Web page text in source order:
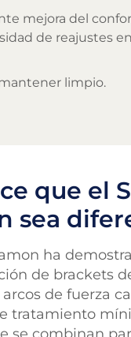
mejora del
de reajustes
limpio.
que el
sea
ha
de brackets
de fuerza
tratamiento